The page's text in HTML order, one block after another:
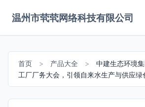
温州市茕茕网络科技有限公司
首页 > 产品大全 >
中建生态环境
工厂厂务大会，引领自来水生产与供应绿